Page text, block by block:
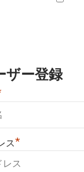
ザー登録
ス*